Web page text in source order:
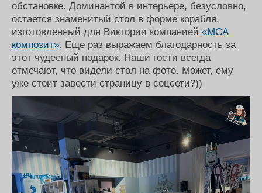
обстановке. Доминантой в интерьере, безусловно,
остается знаменитый стол в форме корабля,
изготовленный для Виктории компанией «МСА
композит». Еще раз выражаем благодарность за
этот чудесный подарок. Наши гости всегда
отмечают, что видели стол на фото. Может, ему
уже стоит завести страницу в соцсети?))